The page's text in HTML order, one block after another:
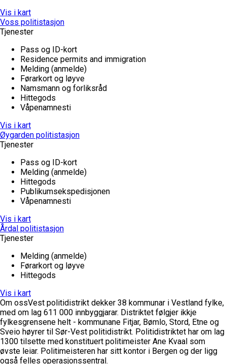
Vis i kart
Voss politistasjon
Tjenester
Pass og ID-kort
Residence permits and immigration
Melding (anmelde)
Førarkort og løyve
Namsmann og forliksråd
Hittegods
Våpenamnesti
Vis i kart
Øygarden politistasjon
Tjenester
Pass og ID-kort
Melding (anmelde)
Hittegods
Publikumsekspedisjonen
Våpenamnesti
Vis i kart
Årdal politistasjon
Tjenester
Melding (anmelde)
Førarkort og løyve
Hittegods
Vis i kart
Om ossVest politidistrikt dekker 38 kommunar i Vestland fylke,
med om lag 611 000 innbyggjarar. Distriktet følgjer ikkje
fylkesgrensene helt - kommunane Fitjar, Bømlo, Stord, Etne og
Sveio høyrer til Sør-Vest politidistrikt. Politidistriktet har om lag
1300 tilsette med konstituert politimeister Ane Kvaal som
øvste leiar. Politimeisteren har sitt kontor i Bergen og der ligg
også felles operasjonssentral.